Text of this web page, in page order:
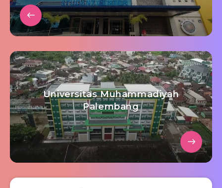
Universitas Muhammadiyah
Palembang